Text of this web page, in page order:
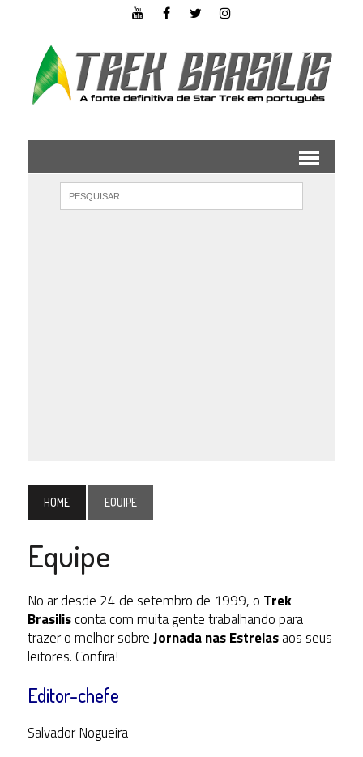
HOME EQUIPE
Equipe
No ar desde 24 de setembro de 1999, o Trek
Brasilisconta com muita gente trabalhando para
trazer o melhor sobreJornada nas Estrelasaos seus
leitores. Confira!
Editor-chefe
Salvador Nogueira